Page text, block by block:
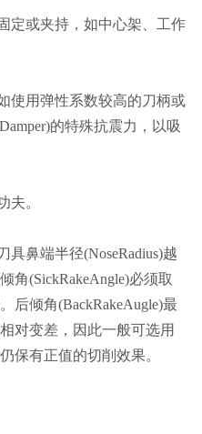
定或夹持，如中心架、工作
使用弹性系数较高的刀柄或
的特殊抗震力，以吸
夫。
鼻端半径(NoseRadius)越
角(SickRakeAngle)必须取
后倾角(BackRakeAugle)最
对变差，因此一般可选用
保有正值的切削效果。